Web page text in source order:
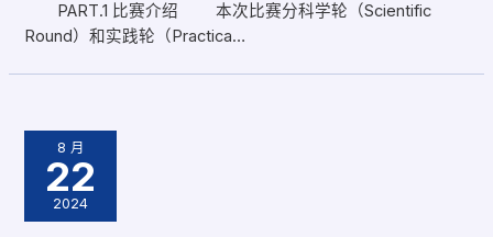
PART.1 比赛介绍 本次比赛分科学轮（Scientific
Round）和实践轮（Practica…
8 月
22
2024